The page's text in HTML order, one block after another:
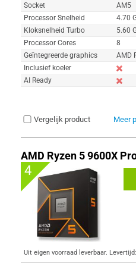
Socket
AM5
Processor Snelheid
4.70
Kloksnelheid Turbo
5.60
Processor Cores
8
Geïntegreerde graphics
AMD
Inclusief koeler
AI Ready
Vergelijk product Meer
AMD Ryzen 5 9600X
4
Uit eigen voorraad leverbaar. Levertijd: